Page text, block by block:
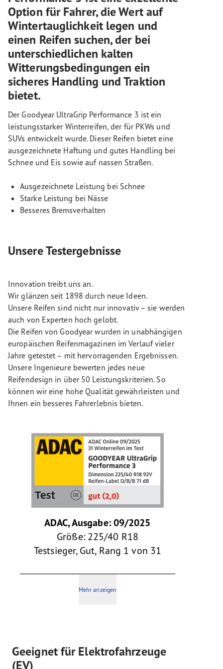
Option für Fahrer, die Wert auf
Wintertauglichkeit legen und
einen Reifen suchen, der bei
unterschiedlichen kalten
Witterungsbedingungen ein
sicheres Handling und Traktion
bietet.
Der Goodyear UltraGrip Performance 3 ist ein
leistungsstarker Winterreifen, der für PKWs und
SUVs entwickelt wurde. Dieser Reifen bietet eine
ausgezeichnete Haftung und gutes Handling bei
Schnee und Eis sowie auf nassen Straßen.
Ausgezeichnete Leistung bei Schnee
Starke Leistung bei Nässe
Besseres Bremsverhalten
Unsere Testergebnisse
Innovation treibt uns an.
Wir glänzen seit 1898 durch neue Ideen.
Unsere Reifen sind nicht nur innovativ – sie werden
auch von Experten hoch gelobt.
Die Reifen von Goodyear wurden in unabhängigen
europäischen Reifenmagazinen im Verlauf vieler
Jahre getestet – mit hervorragenden Ergebnissen.
Unsere Ingenieure bewerten jedes neue
Reifendesign in über 50 Leistungskriterien. So
können wir eine hohe Qualität gewährleisten und
Ihnen ein besseres Fahrerlebnis bieten.
ADAC, Ausgabe: 09/2025
Größe: 225/40 R18
Testsieger, Gut, Rang 1 von 31
Mehr anzeigen
Geeignet für Elektrofahrzeuge
(EV)